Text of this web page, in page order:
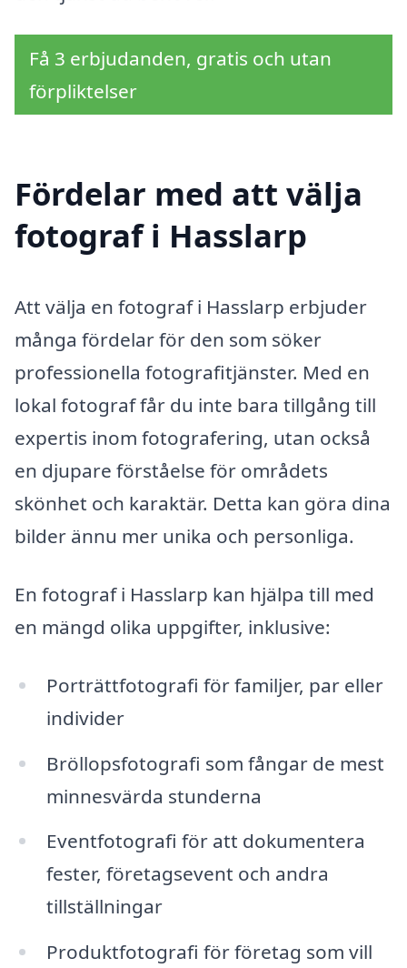
Få 3 erbjudanden, gratis och utan
förpliktelser
Fördelar med att välja
fotograf i Hasslarp
Att välja en fotograf i Hasslarp erbjuder
många fördelar för den som söker
professionella fotografitjänster. Med en
lokal fotograf får du inte bara tillgång till
expertis inom fotografering, utan också
en djupare förståelse för områdets
skönhet och karaktär. Detta kan göra dina
bilder ännu mer unika och personliga.
En fotograf i Hasslarp kan hjälpa till med
en mängd olika uppgifter, inklusive:
Porträttfotografi för familjer, par eller
individer
Bröllopsfotografi som fångar de mest
minnesvärda stunderna
Eventfotografi för att dokumentera
fester, företagsevent och andra
tillställningar
Produktfotografi för företag som vill